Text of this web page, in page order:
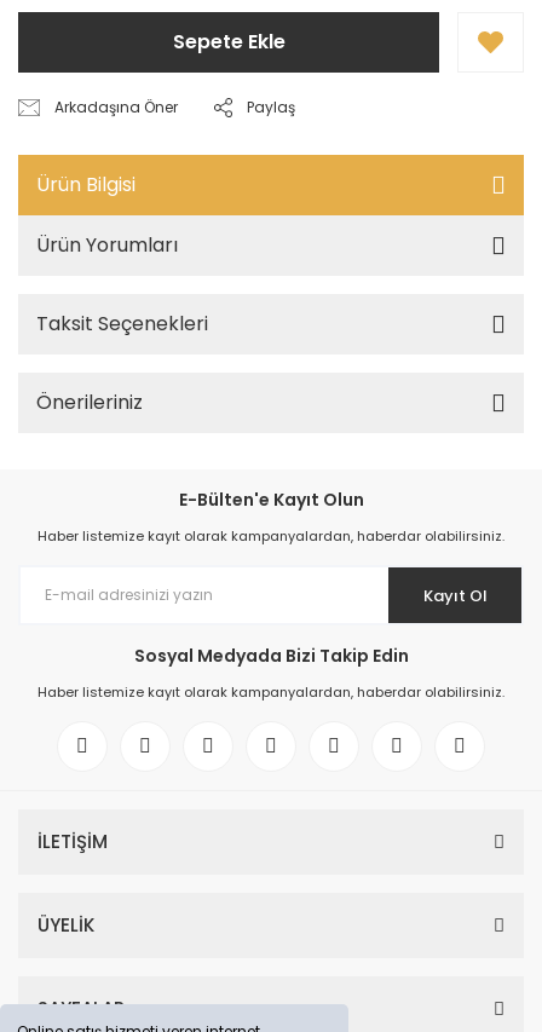
Sepete Ekle
Arkadaşına Öner Paylaş
Ürün Bilgisi
Ürün Yorumları
Taksit Seçenekleri
Önerileriniz
E-Bülten'e Kayıt Olun
Haber listemize kayıt olarak kampanyalardan, haberdar olabilirsiniz.
Kayıt Ol
Sosyal Medyada Bizi Takip Edin
Haber listemize kayıt olarak kampanyalardan, haberdar olabilirsiniz.
İLETİŞİM
ÜYELİK
SAYFALAR